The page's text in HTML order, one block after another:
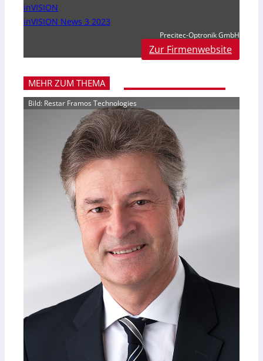
inVISION
inVISION News 3 2023
Precitec-Optronik GmbH
Zur Firmenwebsite
MEHR ZUM THEMA
Bild: Restar Framos Technologies